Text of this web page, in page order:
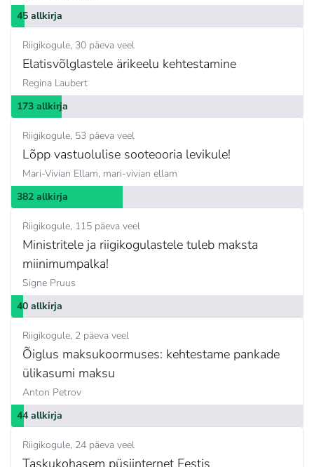
45 allkirja
Riigikogule 30 päeva veel
Elatisvõlglastele ärikeelu kehtestamine
Regina Laubert
173 allkirja
Riigikogule 53 päeva veel
Lõpp vastuolulise sooteooria levikule!
Mari-Vivian Ellam, mari-vivian ellam
382 allkirja
Riigikogule 115 päeva veel
Ministritele ja riigikogulastele tuleb maksta
miinimumpalka!
Signe Pruus
40 allkirja
Riigikogule 2 päeva veel
Õiglus maksukoormuses: kehtestame pankade
ülikasumi maksu
Anton Petrov
44 allkirja
Riigikogule 24 päeva veel
Taskukohasem püsiinternet Eestis